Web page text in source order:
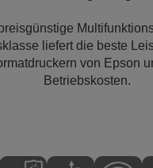
liefert die beste
von Epson
Betriebskosten.